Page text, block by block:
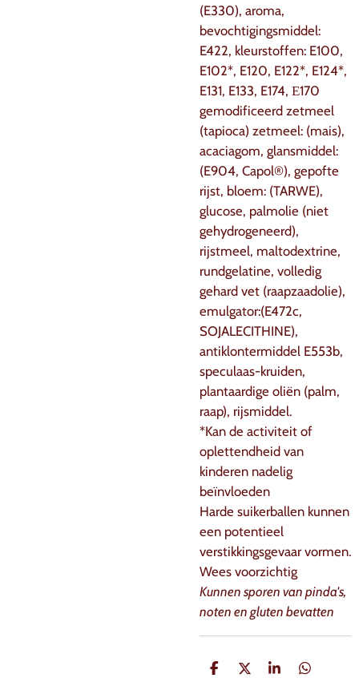
(E330), aroma,
bevochtigingsmiddel:
E422, kleurstoffen: E100,
E102*, E120, E122*, E124*,
E131, E133, E174, Е170
gemodificeerd zetmeel
(tapioca) zetmeel: (mais),
acaciagom, glansmiddel:
(E904, Capol®), gepofte
rijst, bloem: (TARWE),
glucose, palmolie (niet
gehydrogeneerd),
rijstmeel, maltodextrine,
rundgelatine, volledig
gehard vet (raapzaadolie),
emulgator:(E472c,
SOJALECITHINE),
antiklontermiddel E553b,
speculaas-kruiden,
plantaardige oliën (palm,
raap), rijsmiddel.
*Kan de activiteit of
oplettendheid van
kinderen nadelig
beïnvloeden
Harde suikerballen kunnen
een potentieel
verstikkingsgevaar vormen.
Wees voorzichtig
Kunnen sporen van pinda's,
noten en gluten bevatten
D
D
S
D